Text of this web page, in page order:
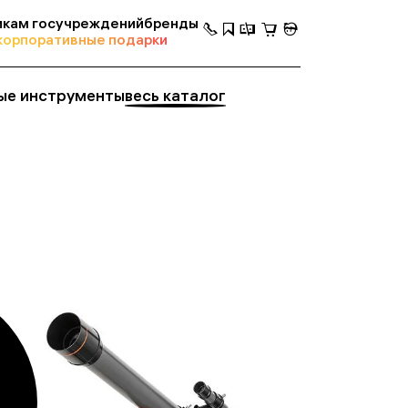
госучрежденийбренды
подарки
инструментывесь каталог